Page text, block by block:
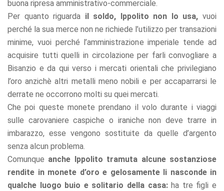
buona ripresa amministrativo-commerciale.
Per quanto riguarda il soldo, Ippolito non lo usa, vuoi
perché la sua merce non ne richiede l’utilizzo per transazioni
minime, vuoi perché l’amministrazione imperiale tende ad
acquisire tutti quelli in circolazione per farli convogliare a
Bisanzio e da qui verso i mercati orientali che privilegiano
l’oro anzichè altri metalli meno nobili e per accaparrarsi le
derrate ne occorrono molti su quei mercati.
Che poi queste monete prendano il volo durante i viaggi
sulle carovaniere caspiche o iraniche non deve trarre in
imbarazzo, esse vengono sostituite da quelle d’argento
senza alcun problema.
Comunque anche Ippolito tramuta alcune sostanziose
rendite in monete d’oro e gelosamente li nasconde in
qualche luogo buio e solitario della casa:ha tre figli e